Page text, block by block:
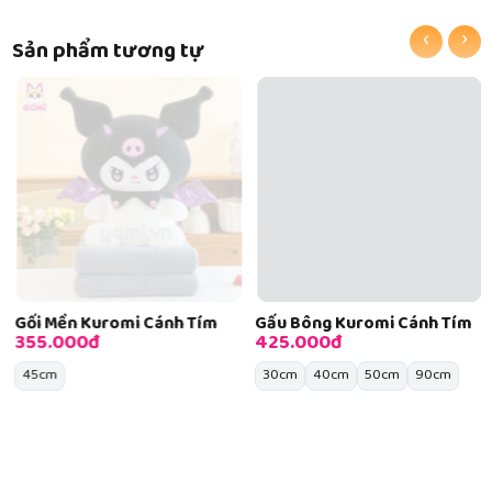
Sản phẩm tương tự
Gối Mền Kuromi Cánh Tím
355.000đ
45cm
Gấu Bông Kuromi Cánh Tím
425.000đ
30cm 40cm 50cm 90cm
‹ ›